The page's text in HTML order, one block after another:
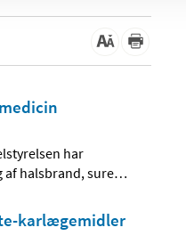
har
halsbrand, sure…
karlægemidler